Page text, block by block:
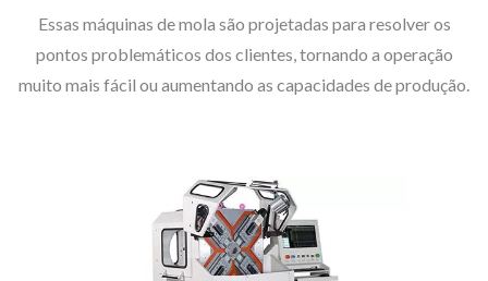
Essas máquinas de mola são projetadas para resolver os
pontos problemáticos dos clientes, tornando a operação
muito mais fácil ou aumentando as capacidades de produção.